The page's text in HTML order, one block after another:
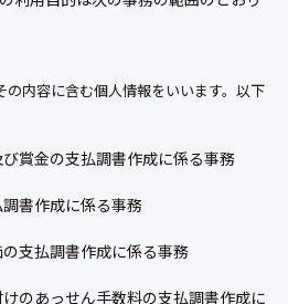
の内容に含む個人情報をいいます。以下
賞金の支払調書作成に係る事務
書作成に係る事務
支払調書作成に係る事務
のあっせん手数料の支払調書作成に